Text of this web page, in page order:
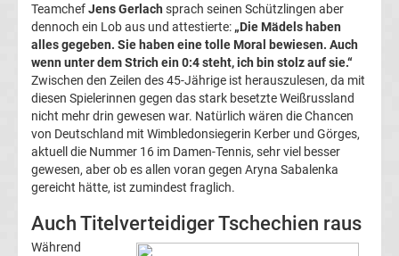
Tabelle
Europa
League
Ergebnisse
Conference
TeamchefJens Gerlach sprach seinen Schützlingen aber
dennoch ein Lob aus und attestierte: „Die Mädels haben
alles gegeben. Sie haben eine tolle Moral bewiesen. Auch
wenn unter dem Strich ein 0:4 steht, ich bin stolz auf sie.“
Zwischen den Zeilen des 45-Jährige ist herauszulesen, da mit
diesen Spielerinnen gegen das stark besetzte Weißrussland
nicht mehr drin gewesen war. Natürlich wären die Chancen
von Deutschland mit Wimbledonsiegerin Kerber und Görges,
aktuell die Nummer 16 im Damen-Tennis, sehr viel besser
gewesen, aber ob es allen voran gegen Aryna Sabalenka
gereicht hätte, ist zumindest fraglich.
Auch Titelverteidiger Tschechien raus
Während